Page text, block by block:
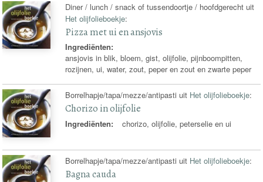
Diner / lunch / snack of tussendoortje / hoofdgerecht uit
Het olijfolieboekje:
Pizza met ui en ansjovis
Ingrediënten:
ansjovis in blik, bloem, gist, olijfolie, pijnboompitten,
rozijnen, ui, water, zout, peper en zout en zwarte peper
Borrelhapje/tapa/mezze/antipasti uit Het olijfolieboekje:
Chorizo in olijfolie
Ingrediënten: chorizo, olijfolie, peterselie en ui
Borrelhapje/tapa/mezze/antipasti uit Het olijfolieboekje:
Bagna cauda